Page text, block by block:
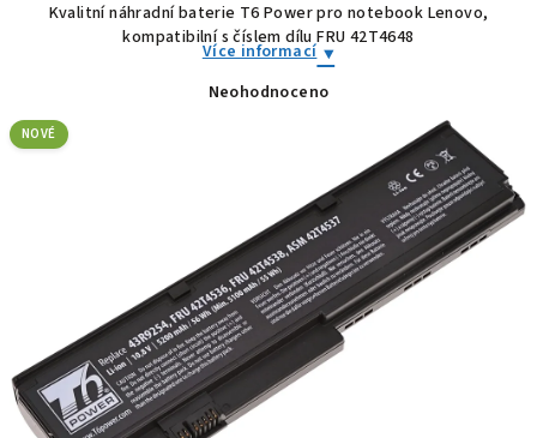
Kvalitní náhradní baterie T6 Power pro notebook Lenovo,
kompatibilní s číslem dílu FRU 42T4648
Více informací
Průměrné
hvězdiček.
Neohodnoceno
NOVÉ